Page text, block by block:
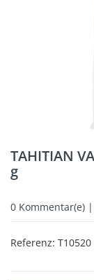
TAHITIAN
g
0 Kommentar(e)
Referenz: T10520